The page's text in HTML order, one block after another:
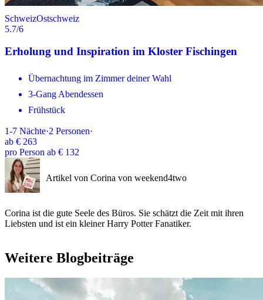
SchweizOstschweiz
5.7/6
Erholung und Inspiration im Kloster Fischingen
Übernachtung im Zimmer deiner Wahl
3-Gang Abendessen
Frühstück
1-7 Nächte·2 Personen·
ab € 263
pro Person ab € 132
Artikel von Corina von weekend4two
Corina ist die gute Seele des Büros. Sie schätzt die Zeit mit ihren
Liebsten und ist ein kleiner Harry Potter Fanatiker.
Weitere Blogbeiträge